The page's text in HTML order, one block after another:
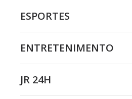
ESPORTES
ENTRETENIMENTO
JR 24H